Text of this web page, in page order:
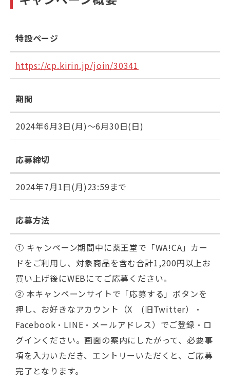
特設ページ
https://cp.kirin.jp/join/30341
期間
2024年6月3日(月)～6月30日(日)
応募締切
2024年7月1日(月)23:59まで
応募方法
① キャンペーン期間中に薬王堂で「WA!CA」カー
ドをご利用し、対象商品を含む合計1,200円以上お
買い上げ後にWEBにてご応募ください。
② 本キャンペーンサイトで「応募する」ボタンを
押し、お好きなアカウント（X (旧Twitter）・
Facebook・LINE・メールアドレス）でご登録・ロ
グインください。画面の案内にしたがって、必要事
項を入力いただき、エントリーいただくと、ご応募
完了となります。